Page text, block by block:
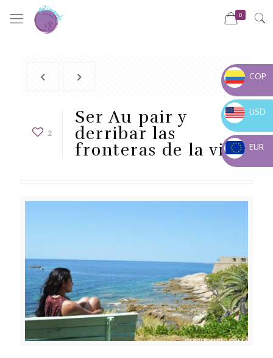
0
2
Ser Au pair y
derribar las
fronteras de la visa
COP $
COP
USD $
USD
EUR €
EUR